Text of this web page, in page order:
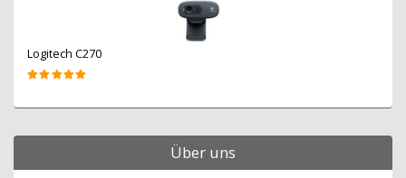
Logitech C270
Über uns